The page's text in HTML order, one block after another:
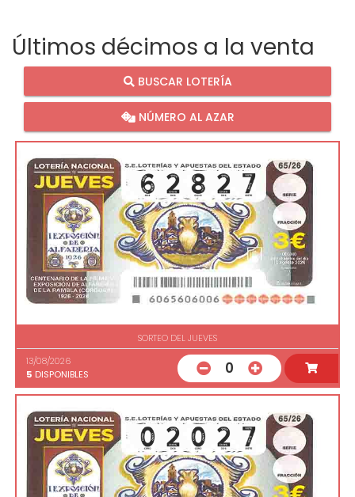
Últimos décimos a la venta
BUSCAR LOTERÍA
NÚMERO AL AZAR
SORTEO DEL JUEVES
13/08/2026
5 DISPONIBLES 0